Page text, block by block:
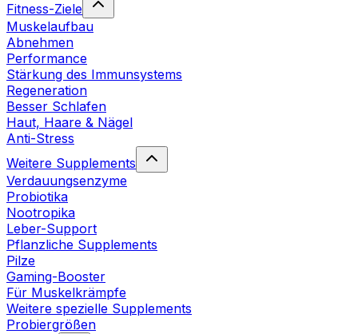
Fitness-Ziele
Muskelaufbau
Abnehmen
Performance
Stärkung des Immunsystems
Regeneration
Besser Schlafen
Haut, Haare & Nägel
Anti-Stress
Weitere Supplements
Verdauungsenzyme
Probiotika
Nootropika
Leber-Support
Pflanzliche Supplements
Pilze
Gaming-Booster
Für Muskelkrämpfe
Weitere spezielle Supplements
Probiergrößen